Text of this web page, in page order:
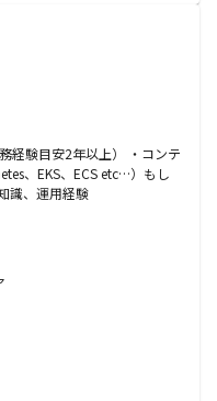
経験目安2年以上） ・コンテ
、EKS、ECS etc…）もし
識、運用経験